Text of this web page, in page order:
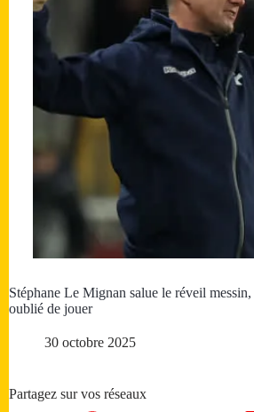
Stéphane Le Mignan salue le réveil
oublié de jouer
30 octobre 2025
Partagez sur vos réseaux